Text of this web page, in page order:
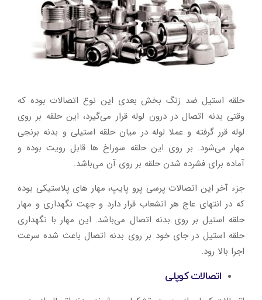
حلقه استیل ضد زنگ بخش بعدی این نوع اتصالات بوده که
وقتی بدنه اتصال در درون لوله قرار می‌گیرد، این حلقه بر روی
لوله قرر گرفته و عملا لوله در میان حلقه استیلی و بدنه برنجی
مهار می‌شود. بر روی این حلقه سوراخ ها قابل رویت بوده و
آماده برای فشرده شدن حلقه بر روی آن می‌باشد.
جزء آخر این اتصالات پرسی پرو پایپ، مهار های پلاستیکی بوده
که در انتهای عاج هر انشعاب قرار دارد و جهت نگهداری و مهار
حلقه استیل بر روی بدنه اتصال می‌باشد. این مهار با نگهداری
حلقه استیل در جای خود بر روی بدنه اتصال باعث شده سرعت
اجرا بالا رود.
اتصالات کوپلی